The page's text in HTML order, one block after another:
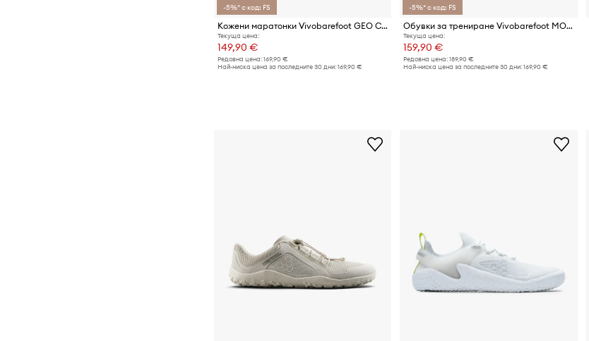
-5%* с код: FS
Кожени маратонки Vivobarefoot GEO COURT IV
Текуща цена:
149,90 €
Редовна цена: 169,90 €
Най-ниска цена за последните 30 дни: 169,90 €
-5%* с код: FS
Обувки за трениране Vivobarefoot MOTUS FLEX
Текуща цена:
159,90 €
Редовна цена: 189,90 €
Най-ниска цена за последните 30 дни: 169,90 €